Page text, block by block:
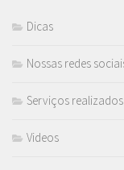
Dicas
Nossas redes
Serviços realizados
Videos